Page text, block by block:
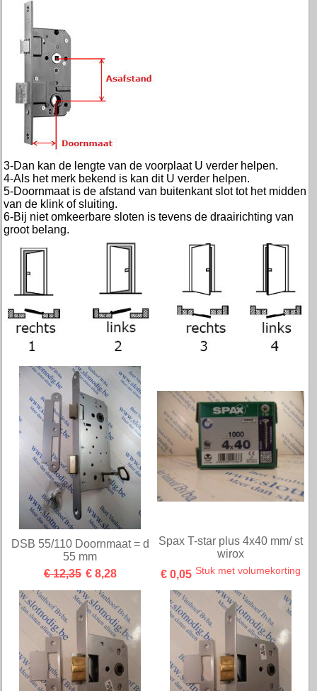
3-Dan kan de lengte van de voorplaat U verder helpen.
4-Als het merk bekend is kan dit U verder helpen.
5-Doornmaat is de afstand van buitenkant slot tot het midden
van de klink of sluiting.
6-Bij niet omkeerbare sloten is tevens de draairichting van
groot belang.
DSB 55/110 Doornmaat = d
55 mm
€ 12,35 € 8,28
Spax T-star plus 4x40 mm/ st
wirox
€ 0,05 Stuk met volumekorting